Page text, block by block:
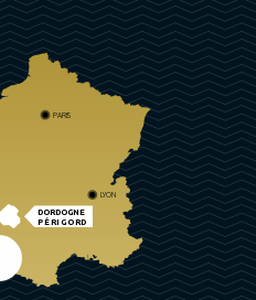
DORDOGNE
PÉRIGORD
PARIS
LYON